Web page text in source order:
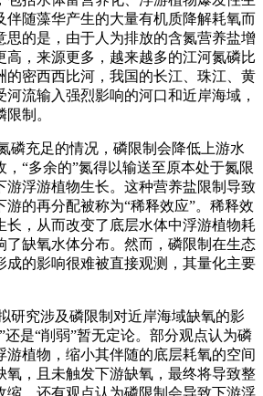
伴随藻华产生的大量有机质降解耗氧而
思的是，由于人为排放的含氮营养盐增
高，来源更多，越来越多的江河氮磷比
的密西西比河，我国的长江、珠江、黄
流输入强烈影响的河口和近岸海域，
制。
充足的情况，磷限制会降低上游水
“多余的”氮得以输送至原本处于氮限
游浮游植物生长。这种营养盐限制导致
游的再分配被称为“稀释效应”。稀释效
长，从而改变了底层水体中浮游植物耗
了缺氧水体分布。然而，磷限制在生态
成的影响很难被直接观测，其量化主要
究涉及磷限制对近岸海域缺氧的影
还是“削弱”暂无定论。部分观点认为磷
游植物，缩小其伴随的底层耗氧的空间
氧，且未触发下游缺氧，最终将导致整
缩。还有观点认为磷限制会导致下游浮